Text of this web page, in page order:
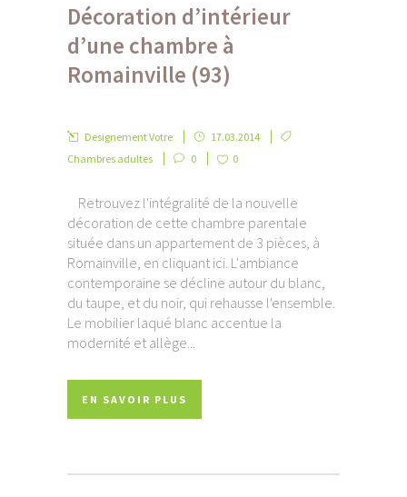
Décoration d’intérieur
d’une chambre à
Romainville (93)
Designement Votre
17.03.2014
Chambres adultes
0 0
Retrouvez l'intégralité de la nouvelle
décoration de cette chambre parentale
située dans un appartement de 3 pièces, à
Romainville, en cliquant ici. L'ambiance
contemporaine se décline autour du blanc,
du taupe, et du noir, qui rehausse l'ensemble.
Le mobilier laqué blanc accentue la
modernité et allège...
EN SAVOIR PLUS